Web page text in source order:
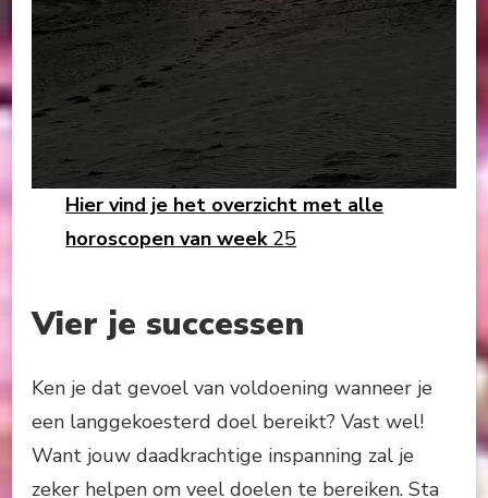
Hier vind je het overzicht met alle
horoscopen van week25
Vier je successen
Ken je dat gevoel van voldoening wanneer je
een langgekoesterd doel bereikt? Vast wel!
Want jouw daadkrachtige inspanning zal je
zeker helpen om veel doelen te bereiken. Sta